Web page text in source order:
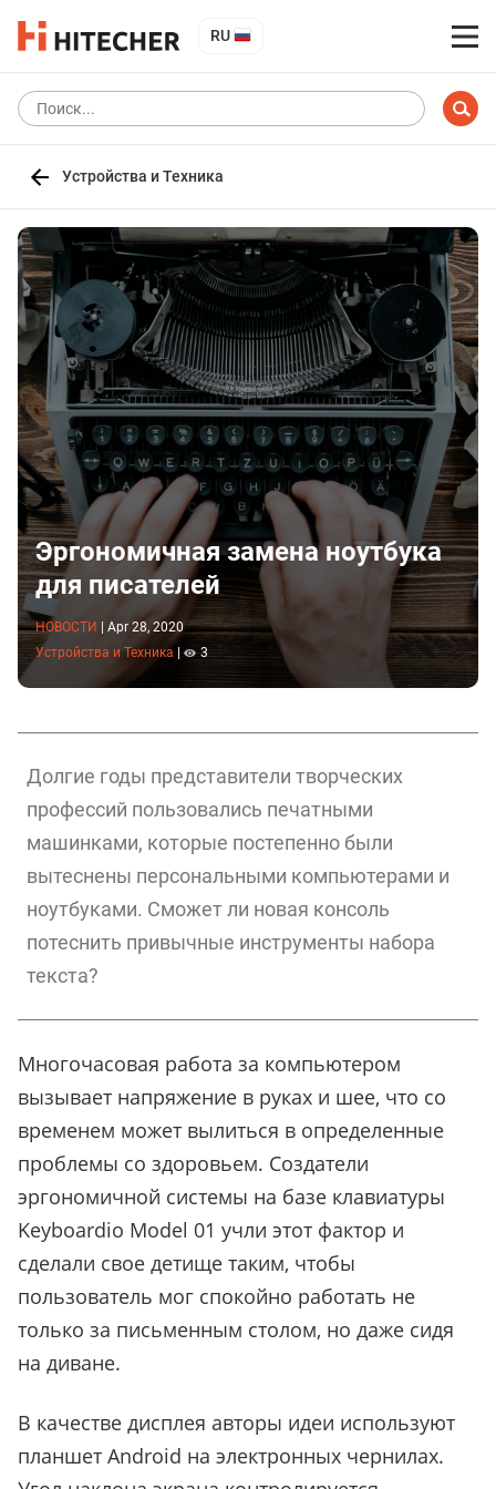
RU
Устройства и Техника
Эргономичная замена ноутбука
для писателей
НОВОСТИ
Apr 28, 2020
Устройства и Техника
3
Долгие годы представители творческих
профессий пользовались печатными
машинками, которые постепенно были
вытеснены персональными компьютерами и
ноутбуками. Сможет ли новая консоль
потеснить привычные инструменты набора
текста?
Многочасовая работа за компьютером
вызывает напряжение в руках и шее, что со
временем может вылиться в определенные
проблемы со здоровьем. Создатели
эргономичной системы на базе клавиатуры
Keyboardio Model 01 учли этот фактор и
сделали свое детище таким, чтобы
пользователь мог спокойно работать не
только за письменным столом, но даже сидя
на диване.
В качестве дисплея авторы идеи используют
планшет Android на электронных чернилах.